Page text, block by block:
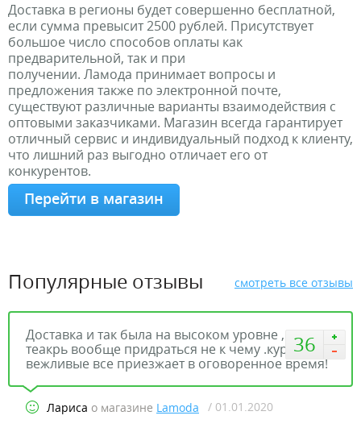
Доставка в регионы будет совершенно бесплатной,
если сумма превысит 2500 рублей. Присутствует
большое число способов оплаты как
предварительной, так и при
получении. Ламода принимает вопросы и
предложения также по электронной почте,
существуют различные варианты взаимодействия с
оптовыми заказчиками. Магазин всегда гарантирует
отличный сервис и индивидуальный подход к клиенту,
что лишний раз выгодно отличает его от
конкурентов.
Перейти в магазин
Популярные отзывы смотреть все отзывы
36
Доставка и так была на высоком уровне ,но
теакрь вообще придраться не к чему .курьеры
вежливые все приезжает в оговоренное время!
Лариса о магазине Lamoda / 01.01.2020